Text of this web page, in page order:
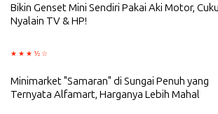
Bikin Genset Mini Sendiri Pakai Aki Motor,
Nyalain TV & HP!
Minimarket "Samaran" di Sungai Penuh yang
Ternyata Alfamart, Harganya Lebih Mahal